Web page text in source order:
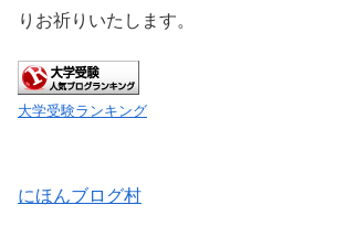
りお祈りいたします。
大学受験ランキング
にほんブログ村